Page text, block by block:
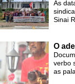
As
Sinai
O
verbo
as